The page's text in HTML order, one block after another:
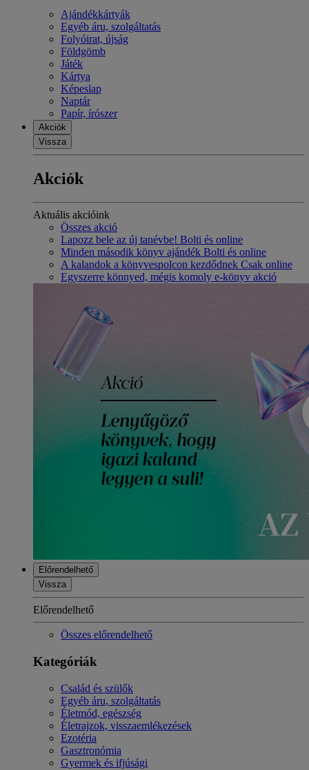
Ajándékkártyák
Egyéb áru, szolgáltatás
Folyóirat, újság
Földgömb
Játék
Kártya
Képeslap
Naptár
Papír, írószer
Akciók
Vissza
Akciók
Aktuális akcióink
Összes akció
Lapozz bele az új tanévbe! Bolti és online
Minden második könyv ajándék Bolti és online
A kalandok a könyvespolcon kezdődnek Csak online
Egyszerre könnyed, mégis komoly e-könyv akció
Előrendelhető
Vissza
Előrendelhető
Összes előrendelhető
Kategóriák
Család és szülők
Egyéb áru, szolgáltatás
Életmód, egészség
Életrajzok, visszaemlékezések
Ezotéria
Gasztronómia
Gyermek és ifjúsági